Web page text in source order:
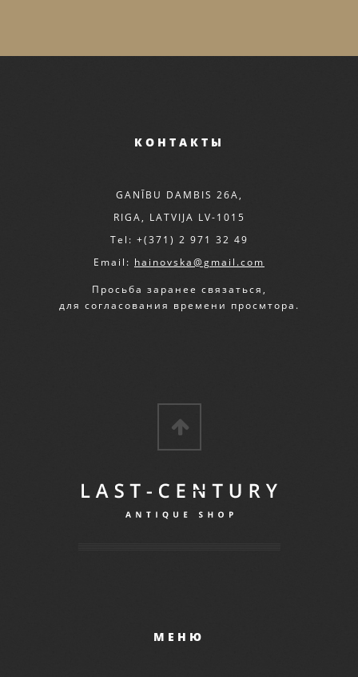
КОНТАКТЫ
GANĪBU DAMBIS 26A,
RIGA, LATVIJA LV-1015
Tel: +(371) 2 971 32 49
Email: hainovska@gmail.com
Просьба заранее связаться,
для согласования времени просмтора.
МЕНЮ